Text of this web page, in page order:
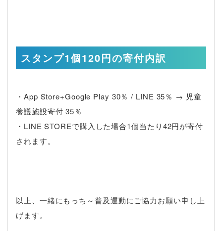
スタンプ1個120円の寄付内訳
・App Store+Google Play 30％ / LINE 35％ → 児童
養護施設寄付 35％
・LINE STOREで購入した場合1個当たり42円が寄付
されます。
以上、一緒にもっち～普及運動にご協力お願い申し上
げます。